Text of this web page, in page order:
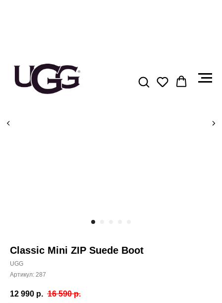
Classic Mini ZIP Suede Boot
UGG
Артикул: 287
12 990 р. 16 590 р.